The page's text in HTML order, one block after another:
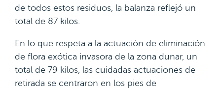
de todos estos residuos, la balanza reflejó un
total de 87 kilos.
En lo que respeta a la actuación de eliminación
de flora exótica invasora de la zona dunar, un
total de 79 kilos, las cuidadas actuaciones de
retirada se centraron en los pies de